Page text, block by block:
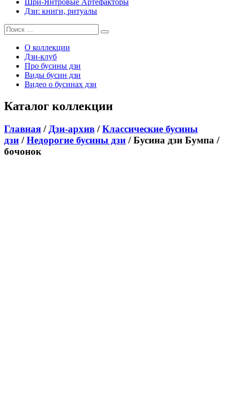
Шри-Янтровые Артефакторы
Дзи: книги, ритуалы
О коллекции
Дзи-клуб
Про бусины дзи
Виды бусин дзи
Видео о бусинах дзи
Каталог коллекции
Главная / Дзи-архив /Классические бусины
дзи /Недорогие бусины дзи / Бусина дзи Бумпа /
бочонок